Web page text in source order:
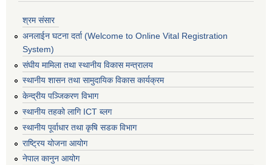
श्रम संसार
अनलाईन घटना दर्ता (Welcome to Online Vital Registration
System)
संघीय मामिला तथा स्थानीय विकास मन्त्रालय
स्थानीय शासन तथा सामुदायिक विकास कार्यक्रम
केन्द्रीय पञ्जिकरण विभाग
स्थानीय तहको लागि ICT ब्लग
स्थानीय पूर्वाधार तथा कृषि सडक विभाग
राष्ट्रिय योजना आयोग
नेपाल कानुन आयोग